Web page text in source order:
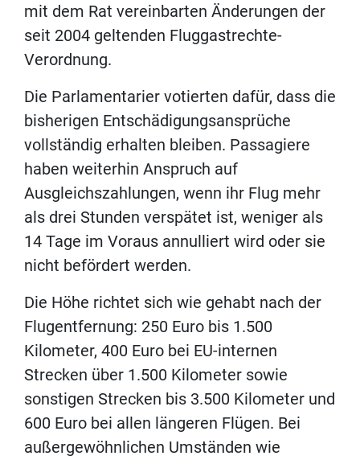
mit dem Rat vereinbarten Änderungen der
seit 2004 geltenden Fluggastrechte-
Verordnung.
Die Parlamentarier votierten dafür, dass die
bisherigen Entschädigungsansprüche
vollständig erhalten bleiben. Passagiere
haben weiterhin Anspruch auf
Ausgleichszahlungen, wenn ihr Flug mehr
als drei Stunden verspätet ist, weniger als
14 Tage im Voraus annulliert wird oder sie
nicht befördert werden.
Die Höhe richtet sich wie gehabt nach der
Flugentfernung: 250 Euro bis 1.500
Kilometer, 400 Euro bei EU-internen
Strecken über 1.500 Kilometer sowie
sonstigen Strecken bis 3.500 Kilometer und
600 Euro bei allen längeren Flügen. Bei
außergewöhnlichen Umständen wie